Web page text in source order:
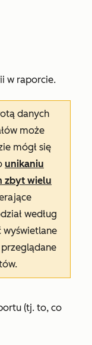
w raporcie.
danych
może
mógł się
unikaniu
zbyt wielu
według
wyświetlane
(tj. to, co